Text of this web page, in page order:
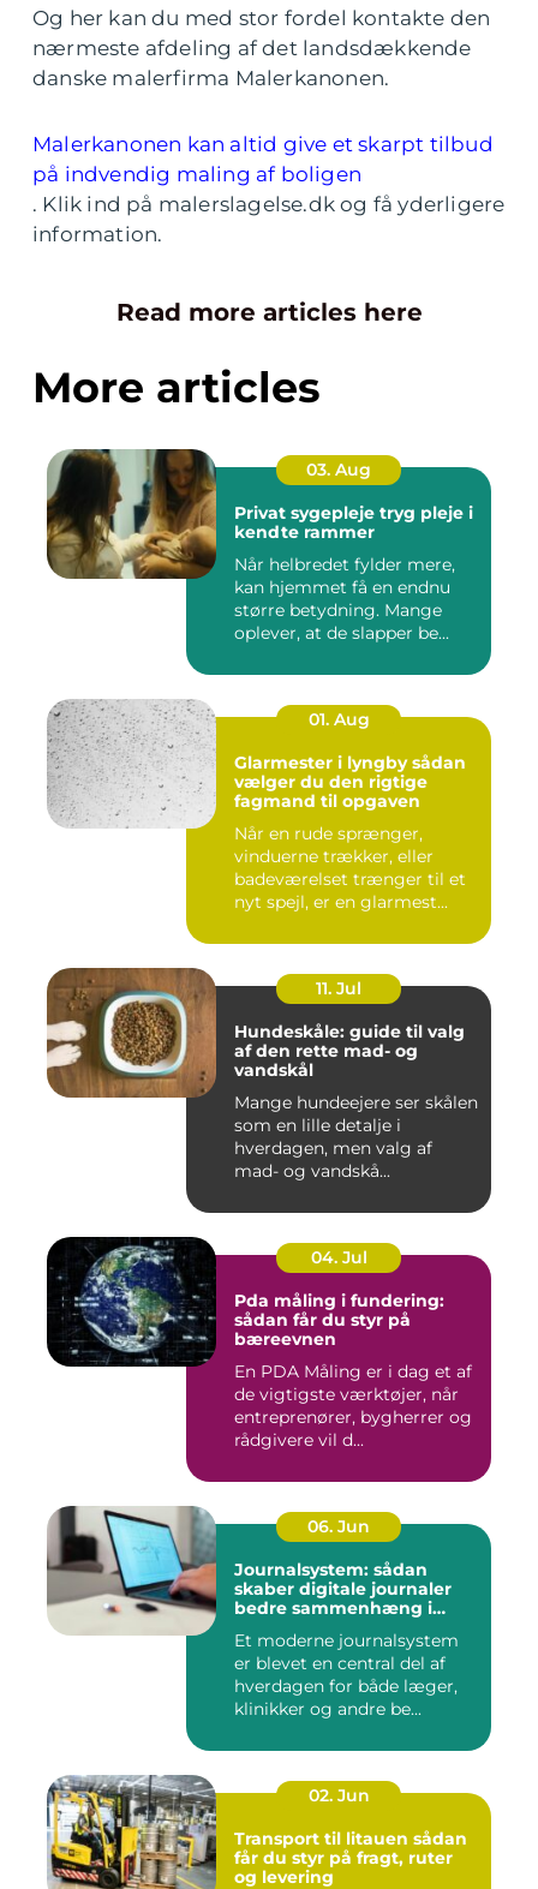
Og her kan du med stor fordel kontakte den
nærmeste afdeling af det landsdækkende
danske malerfirma Malerkanonen.
Malerkanonen kan altid give et skarpt tilbud
på indvendig maling af boligen
. Klik ind på malerslagelse.dk og få yderligere
information.
Read more articles here
More articles
03. Aug
Privat sygepleje tryg pleje i
kendte rammer
Når helbredet fylder mere,
kan hjemmet få en endnu
større betydning. Mange
oplever, at de slapper be...
01. Aug
Glarmester i lyngby sådan
vælger du den rigtige
fagmand til opgaven
Når en rude sprænger,
vinduerne trækker, eller
badeværelset trænger til et
nyt spejl, er en glarmest...
11. Jul
Hundeskåle: guide til valg
af den rette mad- og
vandskål
Mange hundeejere ser skålen
som en lille detalje i
hverdagen, men valg af
mad- og vandskå...
04. Jul
Pda måling i fundering:
sådan får du styr på
bæreevnen
En PDA Måling er i dag et af
de vigtigste værktøjer, når
entreprenører, bygherrer og
rådgivere vil d...
06. Jun
Journalsystem: sådan
skaber digitale journaler
bedre sammenhæng i
Et moderne journalsystem
er blevet en central del af
hverdagen for både læger,
klinikker og andre be...
02. Jun
Transport til litauen sådan
får du styr på fragt, ruter
og levering